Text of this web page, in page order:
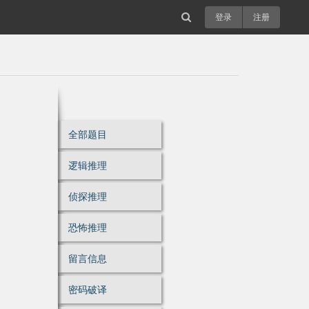
登录 注册
全部题目
逻辑推理
侦探推理
恐怖推理
留言信息
密码破译